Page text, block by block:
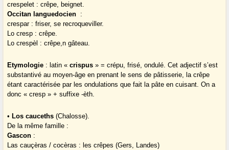
crespelet : crêpe, beignet.
Occitan languedocien :
crespar : friser, se recroqueviller.
Lo cresp : crêpe.
Lo crespèl : crêpe,n gâteau.
Etymologie : latin «crispus » = crépu, frisé, ondulé. Cet adjectif s’est
substantivé au moyen-âge en prenant le sens de pâtisserie, la crêpe
étant caractérisée par les ondulations que fait la pâte en cuisant. On a
donc « cresp » + suffixe -èth.
• Los cauceths (Chalosse).
De la même famille :
Gascon :
Las cauçèras / cocèras : les crêpes (Gers, Landes)